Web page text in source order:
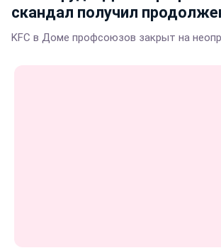
скандал получил
KFC в Доме профсоюзов закрыт на